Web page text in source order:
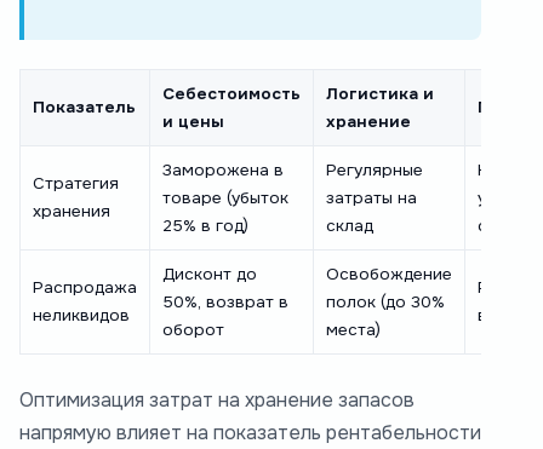
Показатель
Себестоимость
и цены
Логистика и
хранение
План
Стратегия
хранения
Заморожена в
товаре (убыток
25% в год)
Регулярные
затраты на
склад
спроса
Распродажа
неликвидов
Дисконт до
50%, возврат в
оборот
Освобождение
полок (до 30%
места)
в
Оптимизация затрат на хранение запасов
напрямую влияет на показатель рентабельности